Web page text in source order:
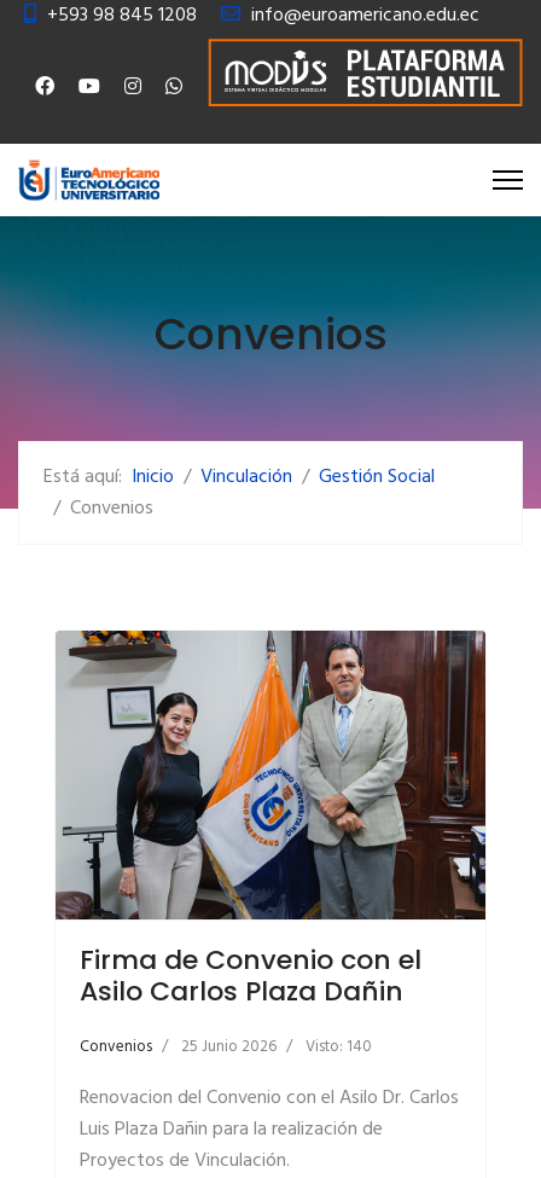
+593 98 845 1208 info@euroamericano.edu.ec
Convenios
Está aquí: Inicio Vinculación
Gestión Social
Convenios
Firma de Convenio con el
Asilo Carlos Plaza Dañin
Convenios 25 Junio 2026 Visto: 140
Renovacion del Convenio con el Asilo Dr. Carlos
Luis Plaza Dañin para la realización de
Proyectos de Vinculación.